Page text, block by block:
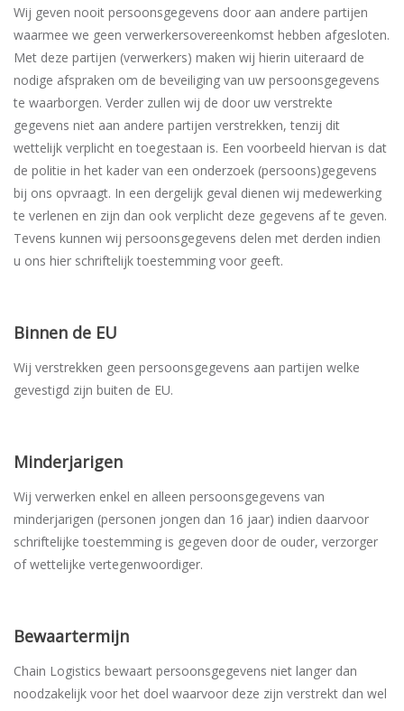
Wij geven nooit persoonsgegevens door aan andere partijen
waarmee we geen verwerkersovereenkomst hebben afgesloten.
Met deze partijen (verwerkers) maken wij hierin uiteraard de
nodige afspraken om de beveiliging van uw persoonsgegevens
te waarborgen. Verder zullen wij de door uw verstrekte
gegevens niet aan andere partijen verstrekken, tenzij dit
wettelijk verplicht en toegestaan is. Een voorbeeld hiervan is dat
de politie in het kader van een onderzoek (persoons)gegevens
bij ons opvraagt. In een dergelijk geval dienen wij medewerking
te verlenen en zijn dan ook verplicht deze gegevens af te geven.
Tevens kunnen wij persoonsgegevens delen met derden indien
u ons hier schriftelijk toestemming voor geeft.
Binnen de EU
Wij verstrekken geen persoonsgegevens aan partijen welke
gevestigd zijn buiten de EU.
Minderjarigen
Wij verwerken enkel en alleen persoonsgegevens van
minderjarigen (personen jongen dan 16 jaar) indien daarvoor
schriftelijke toestemming is gegeven door de ouder, verzorger
of wettelijke vertegenwoordiger.
Bewaartermijn
Chain Logistics bewaart persoonsgegevens niet langer dan
noodzakelijk voor het doel waarvoor deze zijn verstrekt dan wel